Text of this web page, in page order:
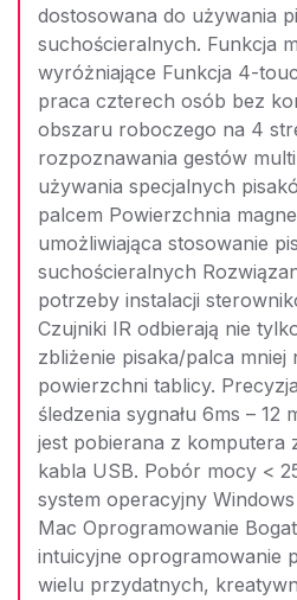
dostosowana do używania
suchościeralnych. Funkcja
wyróżniające Funkcja 4-
praca czterech osób bez
obszaru roboczego na 4
rozpoznawania gestów
używania specjalnych
palcem Powierzchnia
umożliwiająca stosowanie
suchościeralnych
potrzeby instalacji
Czujniki IR odbierają nie
zbliżenie pisaka/palca mniej
powierzchni tablicy.
śledzenia sygnału 6ms – 12
jest pobierana z komputera
kabla USB. Pobór mocy <
system operacyjny
Mac Oprogramowanie
intuicyjne oprogramowanie
wielu przydatnych,